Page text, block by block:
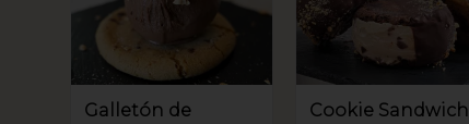
Galletón de
Cookie Sandwich